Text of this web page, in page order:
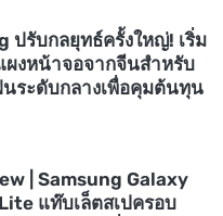
ปรับกลยุทธ์ครั้งใหญ่! เริ่ม
งหน้าจอจากจีนสำหรับ
ระดับกลางเพื่อคุมต้นทุน
| Samsung Galaxy
แท๊บเล็ตสเปครอบ